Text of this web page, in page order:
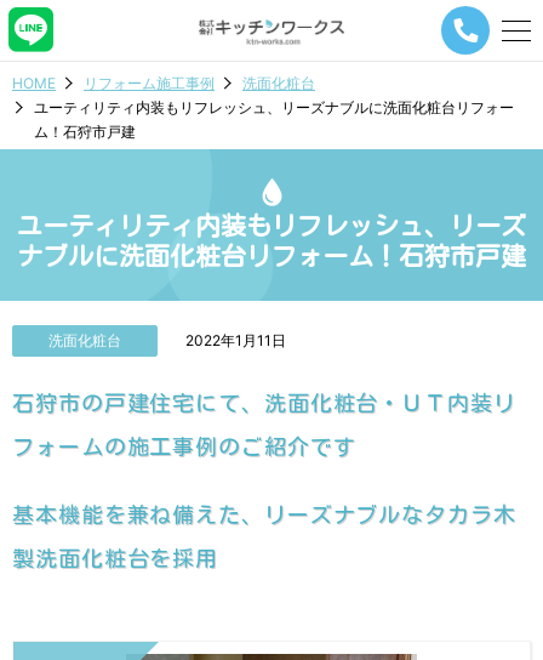
メ
ビ
シ
ョ
ン
タ
HOME リフォーム施工事例
洗面化粧台
ユーティリティ内装もリフレッシュ、リーズナブルに洗面化粧台リフォー
ム！石狩市戸建
ユーティリティ内装もリフレッシュ、リーズ
ナブルに洗面化粧台リフォーム！石狩市戸建
洗面化粧台 2022年1月11日
石狩市の戸建住宅にて、洗面化粧台・ＵＴ内装リ
フォームの施工事例のご紹介です
基本機能を兼ね備えた、リーズナブルなタカラ木
製洗面化粧台を採用